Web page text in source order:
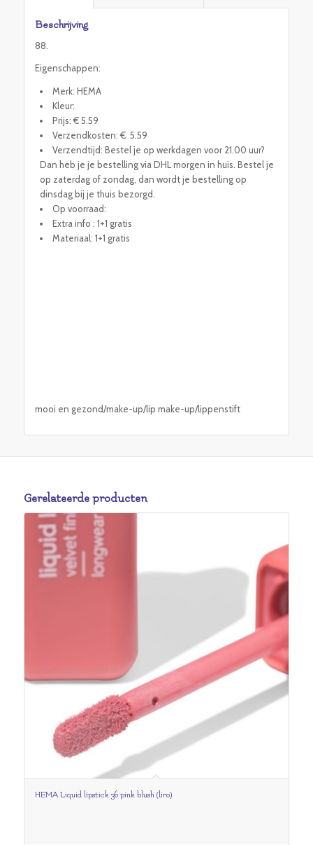
Beschrijving
88.
Eigenschappen:
Merk: HEMA
Kleur:
Prijs: € 5.59
Verzendkosten: € 5.59
Verzendtijd: Bestel je op werkdagen voor 21.00 uur?
Dan heb je je bestelling via DHL morgen in huis. Bestel je
op zaterdag of zondag, dan wordt je bestelling op
dinsdag bij je thuis bezorgd.
Op voorraad:
Extra info : 1+1 gratis
Materiaal: 1+1 gratis
mooi en gezond/make-up/lip make-up/lippenstift
Gerelateerde producten
HEMA Liquid lipstick 36 pink blush (liro)